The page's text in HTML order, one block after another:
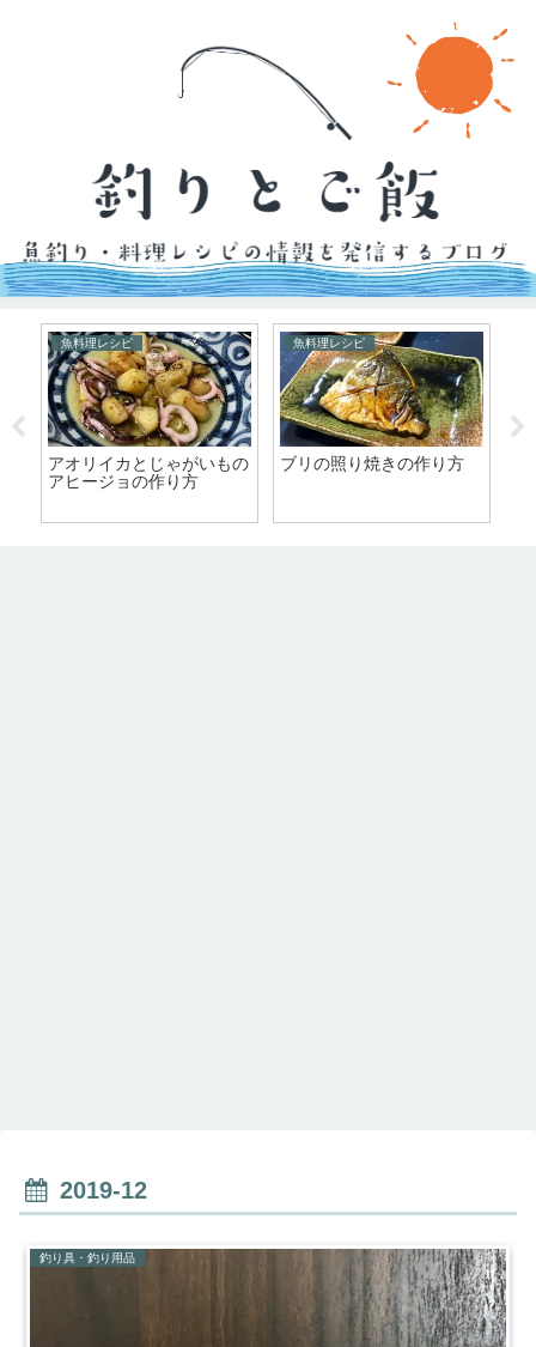
料理レシピ
リイカとじゃがいもの
ージョの作り方
魚料理レシピ
ブリの照り焼きの作り方
ふっくらし
2019-12
釣り具・釣り用品